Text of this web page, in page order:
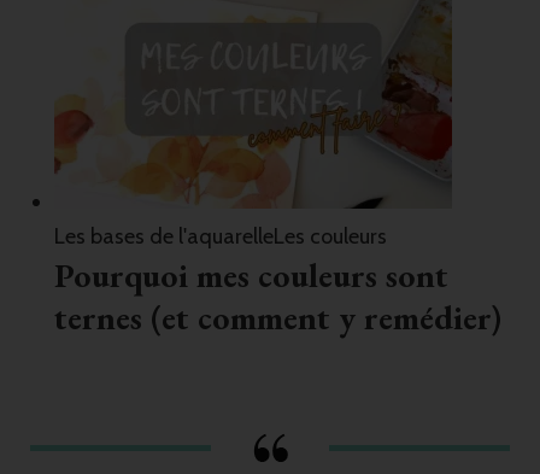
Les bases de l'aquarelleLes couleurs
Pourquoi mes couleurs sont
ternes (et comment y remédier)